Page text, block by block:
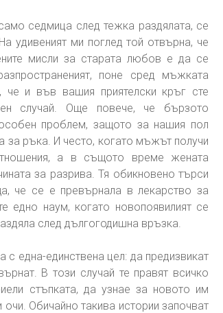
седмица след тежка раздялата, се
удивеният ми поглед той отвърна, че
мисли за старата любов е да се
поне сред мъжката
че и във вашия приятелски кръг сте
случай. Още повече, че бързото
проблем, защото за нашия пол
за ръка. И често, когато мъжът получи
а в същото време жената
за разрива. Тя обикновено търси
че се е превърнала в лекарство за
едно наум, когато новопоявилият се
след дългогодишна връзка.
една-единствена цел: да предизвикат
В този случай те правят всичко
стъпката, да узнае за новото им
Обичайно такива истории започват